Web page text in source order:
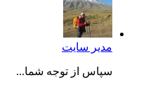
مدیر سایت
سپاس از توجه شما...